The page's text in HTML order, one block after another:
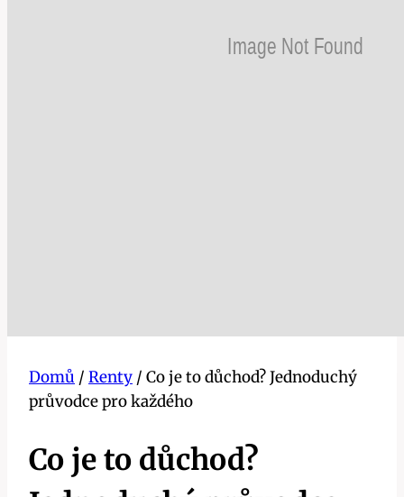
Domů / Renty / Co je to důchod? Jednoduchý
průvodce pro každého
Co je to důchod?